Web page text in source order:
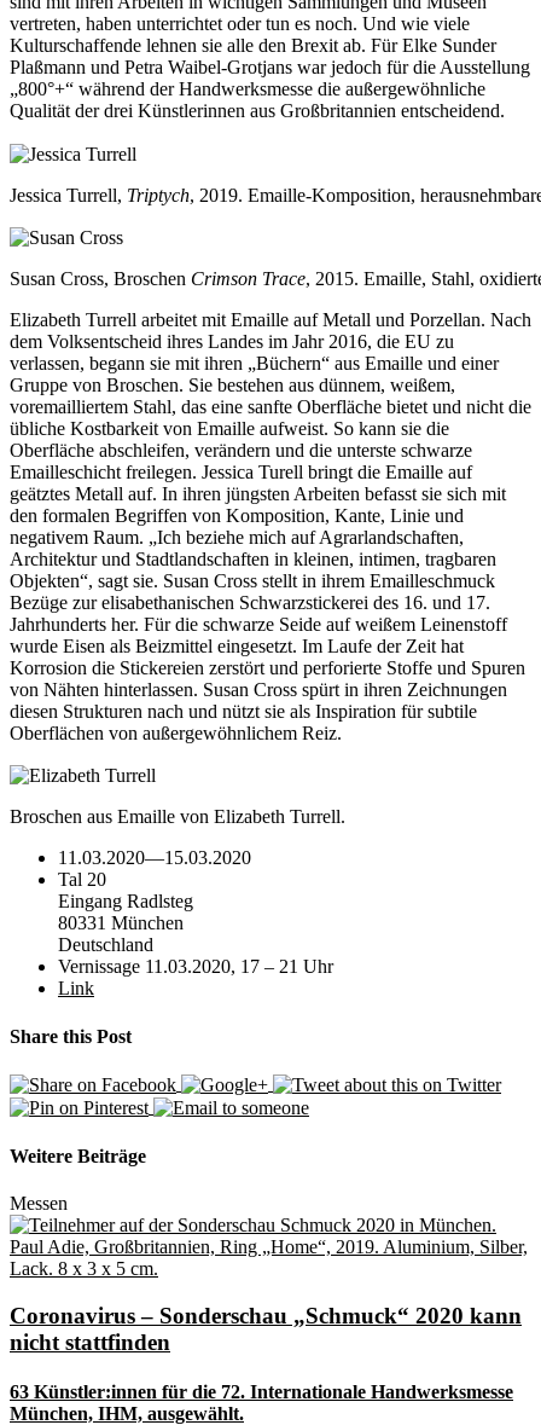
vertreten, haben unterrichtet oder tun es noch. Und wie viele
Kulturschaffende lehnen sie alle den Brexit ab. Für Elke Sunder
Plaßmann und Petra Waibel-Grotjans war jedoch für die Ausstellung
„800°+“ während der Handwerksmesse die außergewöhnliche
Qualität der drei Künstlerinnen aus Großbritannien entscheidend.
Jessica Turrell, Triptych, 2019. Emaille-Komposition,
Susan Cross, Broschen Crimson Trace, 2015. Emaille, Stahl,
Elizabeth Turrell arbeitet mit Emaille auf Metall und Porzellan. Nach
dem Volksentscheid ihres Landes im Jahr 2016, die EU zu
verlassen, begann sie mit ihren „Büchern“ aus Emaille und einer
Gruppe von Broschen. Sie bestehen aus dünnem, weißem,
voremailliertem Stahl, das eine sanfte Oberfläche bietet und nicht die
übliche Kostbarkeit von Emaille aufweist. So kann sie die
Oberfläche abschleifen, verändern und die unterste schwarze
Emailleschicht freilegen. Jessica Turell bringt die Emaille auf
geätztes Metall auf. In ihren jüngsten Arbeiten befasst sie sich mit
den formalen Begriffen von Komposition, Kante, Linie und
negativem Raum. „Ich beziehe mich auf Agrarlandschaften,
Architektur und Stadtlandschaften in kleinen, intimen, tragbaren
Objekten“, sagt sie. Susan Cross stellt in ihrem Emailleschmuck
Bezüge zur elisabethanischen Schwarzstickerei des 16. und 17.
Jahrhunderts her. Für die schwarze Seide auf weißem Leinenstoff
wurde Eisen als Beizmittel eingesetzt. Im Laufe der Zeit hat
Korrosion die Stickereien zerstört und perforierte Stoffe und Spuren
von Nähten hinterlassen. Susan Cross spürt in ihren Zeichnungen
diesen Strukturen nach und nützt sie als Inspiration für subtile
Oberflächen von außergewöhnlichem Reiz.
Broschen aus Emaille von Elizabeth Turrell.
11.03.2020—15.03.2020
Tal 20
Eingang Radlsteg
80331 München
Deutschland
Vernissage 11.03.2020, 17 – 21 Uhr
Link
Share this Post
Weitere Beiträge
Messen
Coronavirus – Sonderschau „Schmuck“ 2020 kann
nicht stattfinden
63 Künstler:innen für die 72. Internationale Handwerksmesse
München, IHM, ausgewählt.